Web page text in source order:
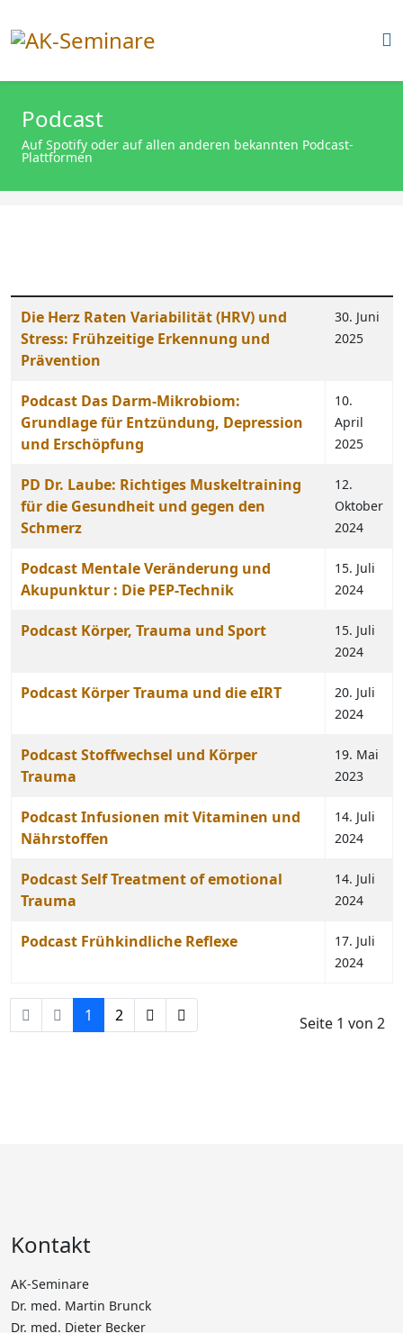
Podcast
Auf Spotify oder auf allen anderen bekannten Podcast-
Plattformen
Titel Erstellungsdatum
Die Herz Raten Variabilität (HRV) und
Stress: Frühzeitige Erkennung und
Prävention
30. Juni
2025
Podcast Das Darm-Mikrobiom:
Grundlage für Entzündung, Depression
und Erschöpfung
10.
April
2025
PD Dr. Laube: Richtiges Muskeltraining
für die Gesundheit und gegen den
Schmerz
12.
Oktober
2024
Podcast Mentale Veränderung und
Akupunktur : Die PEP-Technik
15. Juli
2024
Podcast Körper, Trauma und Sport
15. Juli
2024
Podcast Körper Trauma und die eIRT
20. Juli
2024
Podcast Stoffwechsel und Körper
Trauma
19. Mai
2023
Podcast Infusionen mit Vitaminen und
Nährstoffen
14. Juli
2024
Podcast Self Treatment of emotional
Trauma
14. Juli
2024
Podcast Frühkindliche Reflexe
17. Juli
2024
Seite 1 von 2
1 2
Kontakt
AK-Seminare
Dr. med. Martin Brunck
Dr. med. Dieter Becker